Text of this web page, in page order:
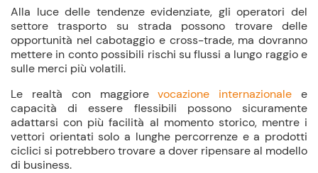
Alla luce delle tendenze evidenziate, gli operatori del
settore trasporto su strada possono trovare delle
opportunità nel cabotaggio e cross-trade, ma dovranno
mettere in conto possibili rischi su flussi a lungo raggio e
sulle merci più volatili.
Le realtà con maggiorevocazione internazionale e
capacità di essere flessibili possono sicuramente
adattarsi con più facilità al momento storico, mentre i
vettori orientati solo a lunghe percorrenze e a prodotti
ciclici si potrebbero trovare a dover ripensare al modello
di business.